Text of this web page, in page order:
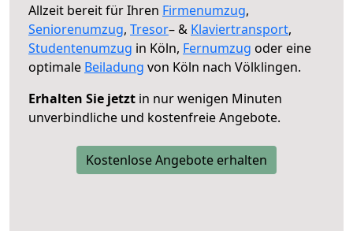
Allzeit bereit für Ihren Firmenumzug,
Seniorenumzug, Tresor– & Klaviertransport,
Studentenumzug in Köln, Fernumzug oder eine
optimale Beiladung von Köln nach Völklingen.
Erhalten Sie jetzt in nur wenigen Minuten
unverbindliche und kostenfreie Angebote.
Kostenlose Angebote erhalten